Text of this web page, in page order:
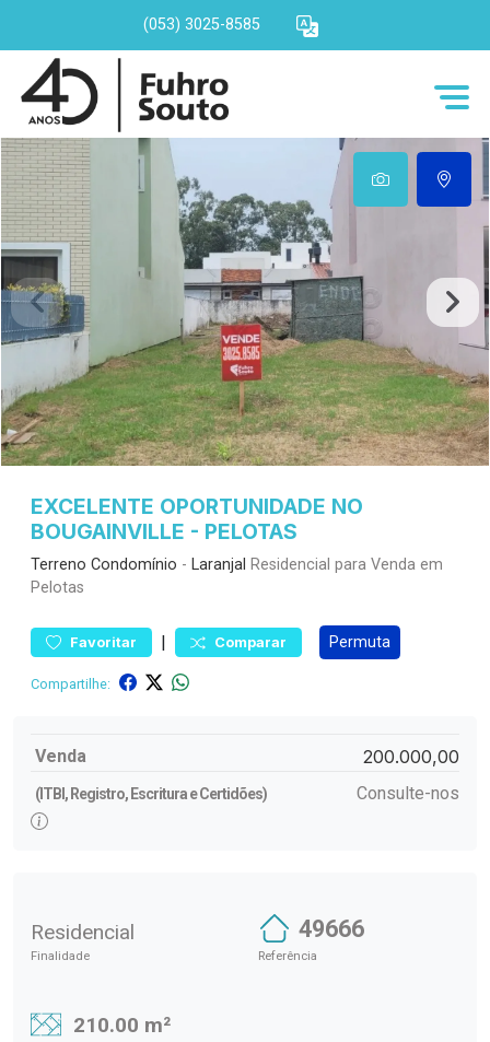
(053) 3025-8585
EXCELENTE OPORTUNIDADE NO
BOUGAINVILLE - PELOTAS
Terreno Condomínio - Laranjal Residencial para Venda em
Pelotas
Favoritar | Comparar Permuta
Compartilhe:
Venda 200.000,00
(ITBI, Registro, Escritura e Certidões) Consulte-nos
Residencial
Finalidade
49666
Referência
210.00 m²